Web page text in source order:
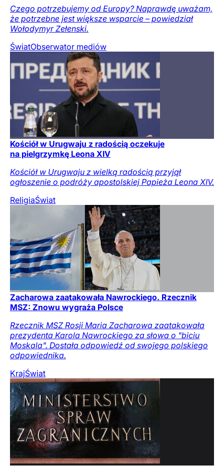
Czego potrzebujemy od Europy? Naprawdę uważam,
że potrzebne jest większe wsparcie – powiedział
Wołodymyr Zełenski.
ŚwiatObserwator mediów
Kościół w Urugwaju z radością oczekuje
na pielgrzymkę Leona XIV
Kościół w Urugwaju z wielką radością przyjął
ogłoszenie o podróży apostolskiej Papieża Leona XIV.
ReligiaŚwiat
Zacharowa zaatakowała Nawrockiego. Rzecznik
MSZ: Znowu wygraża Polsce
Rzecznik MSZ Rosji Maria Zacharowa zaatakowała
prezydenta Karola Nawrockiego za słowa o "biciu
Moskala". Dostała odpowiedź od swojego polskiego
odpowiednika.
KrajŚwiat